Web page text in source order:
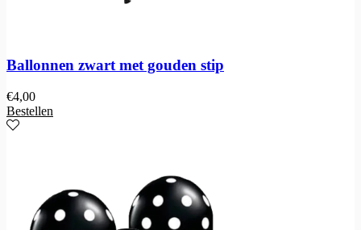
Ballonnen zwart met gouden stip
€4,00
Bestellen